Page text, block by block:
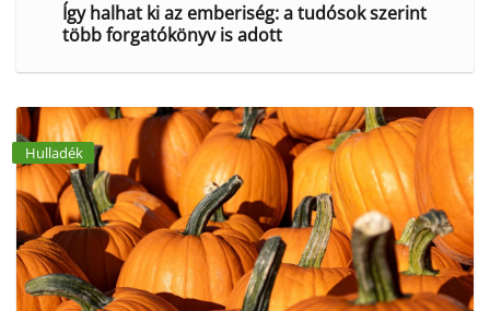
Így halhat ki az emberiség: a tudósok szerint
több forgatókönyv is adott
Hulladék